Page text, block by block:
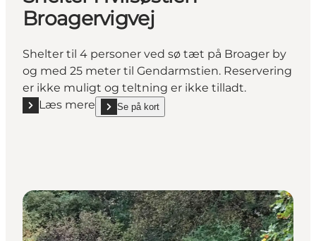
Broagervigvej
Shelter til 4 personer ved sø tæt på Broager by
og med 25 meter til Gendarmstien. Reservering
er ikke muligt og teltning er ikke tilladt.
Læs mere
Læs mere "Shelter Hvilsøstien - Broagervigvej"
Se på kort
show Shelter Hvilsøstien - Broagervigvej on_map